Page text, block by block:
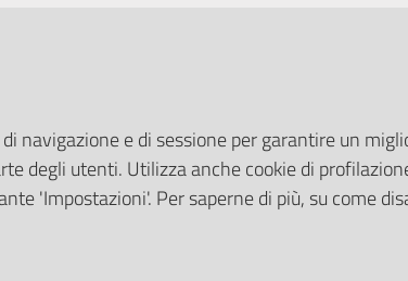
Ufficio Relazioni con il Pubblico
Riferimenti per la Stampa
navigazione e di sessione per garantire un
degli utenti. Utilizza anche cookie di
'Impostazioni'. Per saperne di più, su come